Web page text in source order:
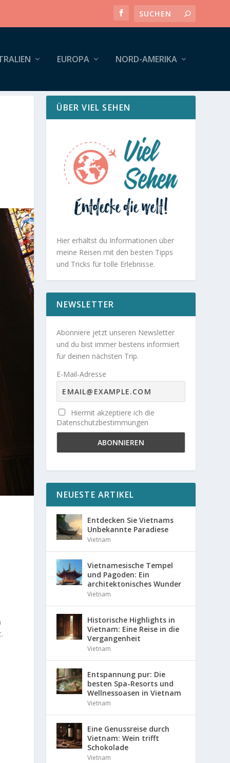
EUROPA NORD-AMERIKA
ÜBER VIEL SEHEN
Hier erhältst du Informationen über
meine Reisen mit den besten Tipps
und Tricks für tolle Erlebnisse.
NEWSLETTER
Abonniere jetzt unseren Newsletter
und du bist immer bestens informiert
für deinen nächsten Trip.
E-Mail-Adresse
Hiermit akzeptiere ich die
Datenschutzbestimmungen
NEUESTE ARTIKEL
Entdecken Sie Vietnams
Unbekannte Paradiese
Vietnam
Vietnamesische Tempel
und Pagoden: Ein
architektonisches Wunder
Vietnam
Historische Highlights in
Vietnam: Eine Reise in die
Vergangenheit
Vietnam
Entspannung pur: Die
besten Spa-Resorts und
Wellnessoasen in Vietnam
Vietnam
Eine Genussreise durch
Vietnam: Wein trifft
Schokolade
Vietnam